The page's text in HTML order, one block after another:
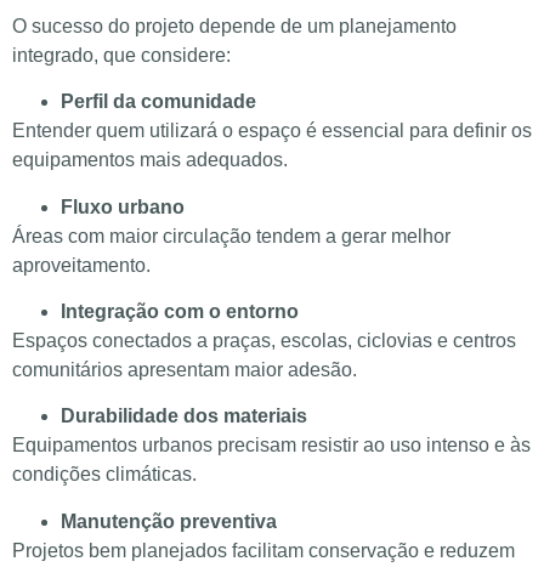
O sucesso do projeto depende de um planejamento
integrado, que considere:
Perfil da comunidade
Entender quem utilizará o espaço é essencial para definir os
equipamentos mais adequados.
Fluxo urbano
Áreas com maior circulação tendem a gerar melhor
aproveitamento.
Integração com o entorno
Espaços conectados a praças, escolas, ciclovias e centros
comunitários apresentam maior adesão.
Durabilidade dos materiais
Equipamentos urbanos precisam resistir ao uso intenso e às
condições climáticas.
Manutenção preventiva
Projetos bem planejados facilitam conservação e reduzem